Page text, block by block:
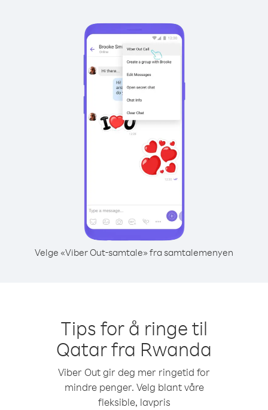
Velge «Viber Out-samtale» fra samtalemenyen
Tips for å ringe til
Qatar fra Rwanda
Viber Out gir deg mer ringetid for
mindre penger. Velg blant våre
fleksible, lavpris